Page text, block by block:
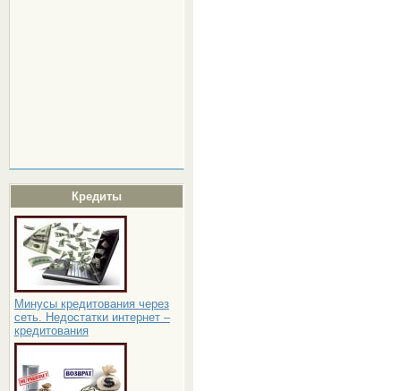
Кредиты
Минусы кредитования через
сеть. Недостатки интернет –
кредитования